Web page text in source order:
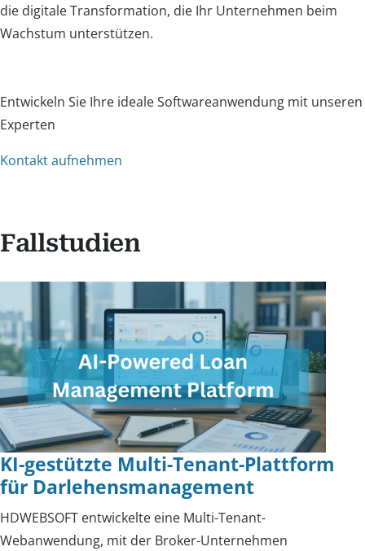
die digitale Transformation, die Ihr Unternehmen beim
Wachstum unterstützen.
Entwickeln Sie Ihre ideale Softwareanwendung mit unseren
Experten
Kontakt aufnehmen
Fallstudien
KI-gestützte Multi-Tenant-Plattform
für Darlehensmanagement
HDWEBSOFT entwickelte eine Multi-Tenant-
Webanwendung, mit der Broker-Unternehmen